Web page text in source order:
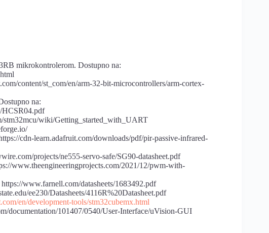
mikrokontrolerom. Dostupno na:
content/st_com/en/arm-32-bit-microcontrollers/arm-cortex-
na:
HCSR04.pdf
wiki/Getting_started_with_UART
cdn-learn.adafruit.com/downloads/pdf/pir-passive-infrared-
projects/ne555-servo-safe/SG90-datasheet.pdf
www.theengineeringprojects.com/2021/12/pwm-with-
www.farnell.com/datasheets/1683492.pdf
ee230/Datasheets/4116R%20Datasheet.pdf
en/development-tools/stm32cubemx.html
documentation/101407/0540/User-Interface/uVision-GUI